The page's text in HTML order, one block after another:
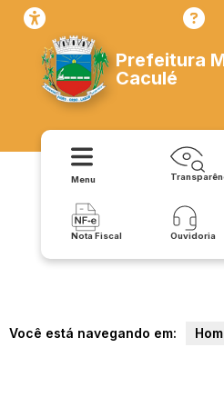
transparencia/despesas/
Prefeitura
Caculé
Menu
Nota Fiscal Ouvidoria
Você está navegando em: